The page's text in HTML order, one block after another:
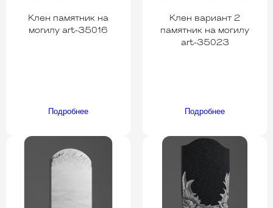
Клен памятник на
могилу art-35016
Подробнее
Клен вариант 2
памятник на могилу
art-35023
Подробнее